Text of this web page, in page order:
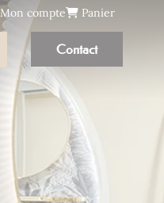
Mon compte Panier
Contact